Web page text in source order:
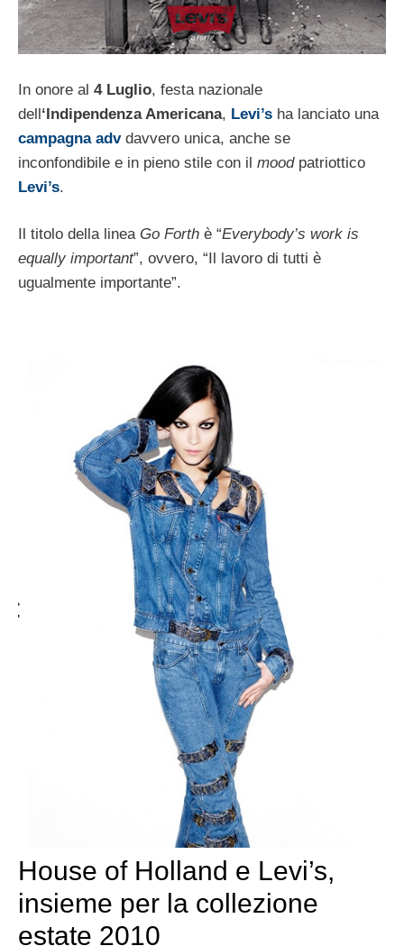
In onore al 4 Luglio, festa nazionale
dell‘Indipendenza Americana, Levi’s ha lanciato una
campagna advdavvero unica, anche se
inconfondibile e in pieno stile con il moodpatriottico
Levi’s.
Il titolo della linea Go Forth è “Everybody’s work is
equally important”, ovvero, “Il lavoro di tutti è
ugualmente importante”.
House of Holland e Levi’s,
insieme per la collezione
estate 2010